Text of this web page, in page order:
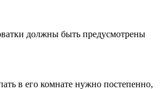
должны быть предусмотрены
в его комнате нужно постепенно,